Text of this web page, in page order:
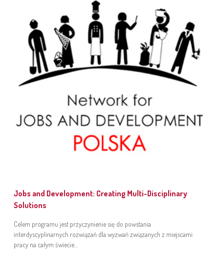
Jobs and Development: Creating Multi-Disciplinary
Solutions
Celem programu jest przyczynienie się do powstania
interdyscyplinarnych rozwiązań dla wyzwań związanych z miejscami
pracy na całym świecie…